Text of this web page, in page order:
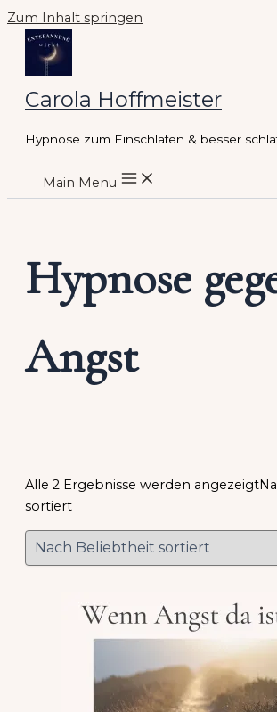
Zum Inhalt springen
Carola Hoffmeister
Hypnose zum Einschlafen & besser
Main Menu
Hypnose
Angst
Alle 2 Ergebnisse werden angezeigt
sortiert